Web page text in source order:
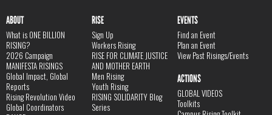
ABOUT
What is ONE BILLION
RISING?
2026 Campaign
MANIFESTA RISINGS
Global Impact, Global
Reports
Rising Revolution Video
Global Coordinators
RISE
Sign Up
Workers Rising
RISE FOR CLIMATE JUSTICE
AND MOTHER EARTH
Men Rising
Youth Rising
RISING SOLIDARITY Blog
Series
EVENTS
Find an Event
Plan an Event
View Past Risings/Events
ACTIONS
GLOBAL VIDEOS
Toolkits